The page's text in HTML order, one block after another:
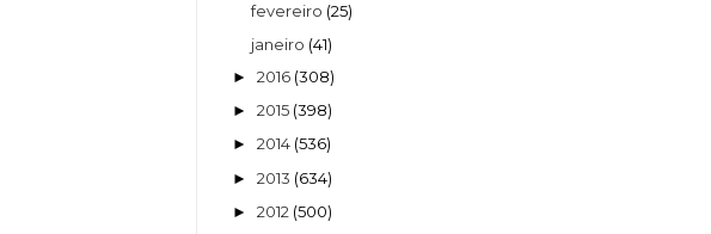
fevereiro (25)
janeiro (41)
► 2016 (308)
► 2015 (398)
► 2014 (536)
► 2013 (634)
► 2012 (500)